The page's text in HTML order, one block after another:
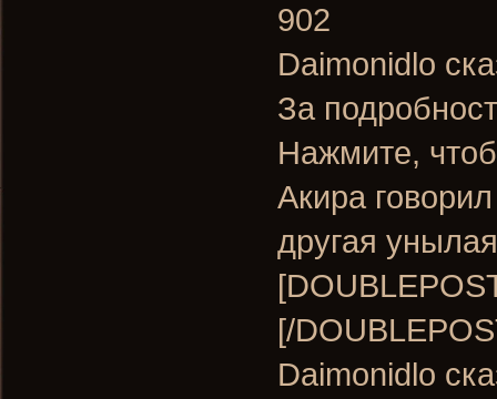
902
Daimonidlo
За
Нажмите,
Акира
другая
[/
Daimonidlo